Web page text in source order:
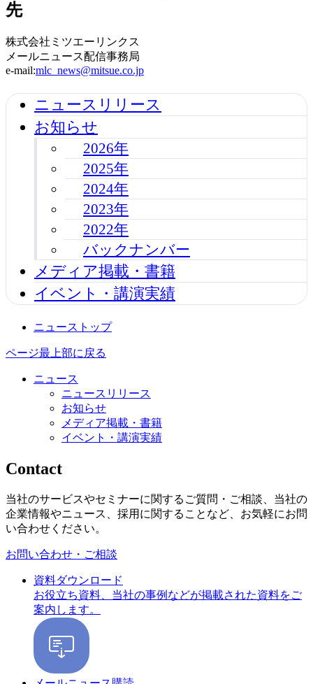
先
株式会社ミツエーリンクス
メールニュース配信事務局
e-mail:mlc_news@mitsue.co.jp
ニュースリリース
お知らせ
2026年
2025年
2024年
2023年
2022年
バックナンバー
メディア掲載・書籍
イベント・講演実績
ニューストップ
ページ最上部に戻る
ニュース
ニュースリリース
お知らせ
メディア掲載・書籍
イベント・講演実績
Contact
当社のサービスやセミナーに関するご質問・ご相談、当社の
企業情報やニュース、採用に関することなど、お気軽にお問
い合わせください。
お問い合わせ・ご相談
資料ダウンロード
お役立ち資料、当社の事例などが掲載された資料をご
案内します。